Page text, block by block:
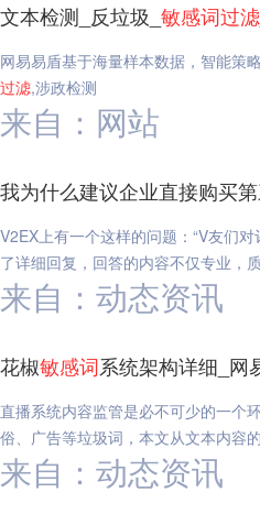
文本检测_反垃圾_ 敏感词过滤
网易易盾基于海量样本数据，智能策
过滤,涉政检测
来自：网站
我为什么建议企业直接购买
V2EX上有一个这样的问题：“V友们对
了详细回复，回答的内容不仅专业，
来自：动态资讯
花椒敏感词系统架构详细_网
直播系统内容监管是必不可少的一个
俗、广告等垃圾词，本文从文本内容
来自：动态资讯